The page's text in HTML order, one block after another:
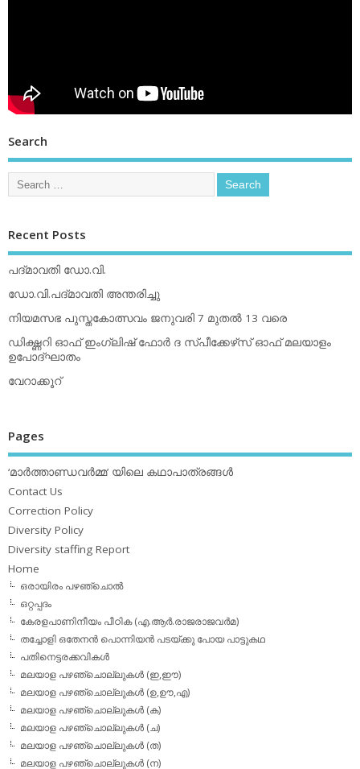
Search
Recent Posts
പദ്മാവതി ഡോ.വി.
ഡോ.വി.പദ്മാവതി അന്തരിച്ചു
നിയമസഭ പുസ്തകോത്സവം ജനുവരി 7 മുതല്‍ 13 വരെ
ഡിക്ഷ്ണറി ഓഫ് ഇംഗ്ലിഷ് ഫോര്‍ ദ സ്പീക്കേഴ്‌സ് ഓഫ് മലയാളം
ഉപോദ്ഘാതം
വേറാക്കൂറ്
Pages
‘മാര്‍ത്താണ്ഡവര്‍മ്മ’ യിലെ കഥാപാത്രങ്ങള്‍
Contact Us
Correction Policy
Diversity Policy
Diversity staffing Report
Home
ഒരായിരം പഴഞ്ചൊല്‍
ഒറ്റപ്പദം
കേരളപാണിനീയം പീഠിക (എ.ആര്‍.രാജരാജവര്‍മ)
തച്ചോളി ഒതേനൻ പൊന്നിയൻ പടയ്‌ക്കു പോയ പാട്ടുകഥ
പതിനെട്ടരക്കവികള്‍
മലയാള പഴഞ്ചൊല്ലുകള്‍ (ഇ,ഈ)
മലയാള പഴഞ്ചൊല്ലുകള്‍ (ഉ,ഊ,എ)
മലയാള പഴഞ്ചൊല്ലുകള്‍ (ക)
മലയാള പഴഞ്ചൊല്ലുകള്‍ (ച)
മലയാള പഴഞ്ചൊല്ലുകള്‍ (ത)
മലയാള പഴഞ്ചൊല്ലുകള്‍ (ന)